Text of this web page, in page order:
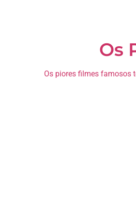
Os
Os piores filmes famosos